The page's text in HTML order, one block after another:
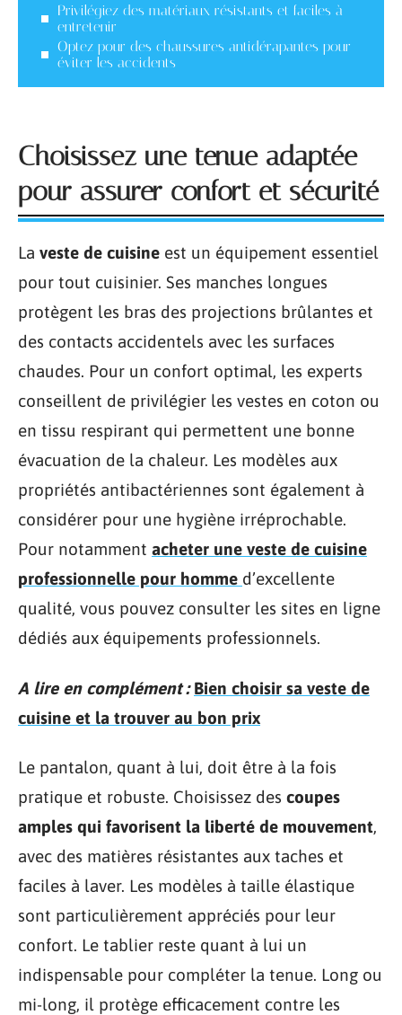
Privilégiez des matériaux résistants et faciles à
entretenir
Optez pour des chaussures antidérapantes pour
éviter les accidents
Choisissez une tenue adaptée
pour assurer confort et sécurité
La veste de cuisine est un équipement essentiel
pour tout cuisinier. Ses manches longues
protègent les bras des projections brûlantes et
des contacts accidentels avec les surfaces
chaudes. Pour un confort optimal, les experts
conseillent de privilégier les vestes en coton ou
en tissu respirant qui permettent une bonne
évacuation de la chaleur. Les modèles aux
propriétés antibactériennes sont également à
considérer pour une hygiène irréprochable.
Pour notamment acheter une veste de cuisine
professionnelle pour homme d’excellente
qualité, vous pouvez consulter les sites en ligne
dédiés aux équipements professionnels.
A lire en complément : Bien choisir sa veste de
cuisine et la trouver au bon prix
Le pantalon, quant à lui, doit être à la fois
pratique et robuste. Choisissez des coupes
amples qui favorisent la liberté de mouvement,
avec des matières résistantes aux taches et
faciles à laver. Les modèles à taille élastique
sont particulièrement appréciés pour leur
confort. Le tablier reste quant à lui un
indispensable pour compléter la tenue. Long ou
mi-long, il protège efficacement contre les